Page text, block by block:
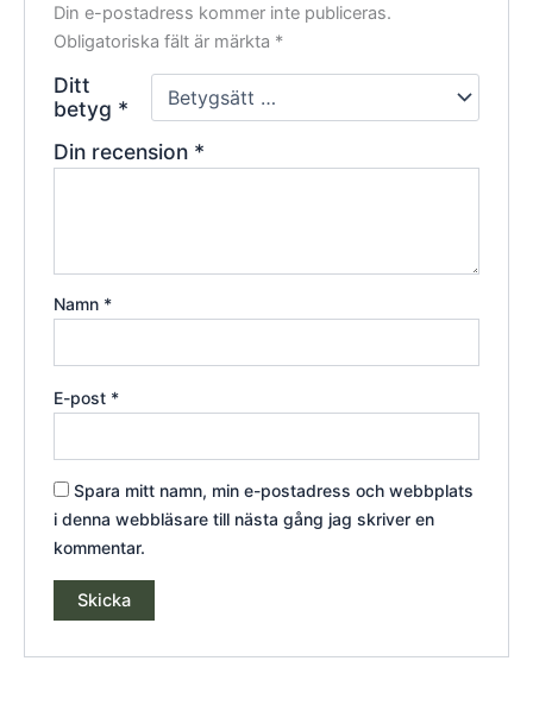
Din e-postadress kommer inte publiceras.
Obligatoriska fält är märkta *
Ditt
betyg *
Din recension *
Namn *
E-post *
Spara mitt namn, min e-postadress och webbplats
i denna webbläsare till nästa gång jag skriver en
kommentar.